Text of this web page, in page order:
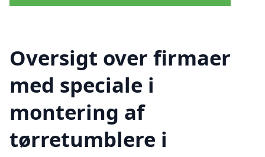
Oversigt over firmaer
med speciale i
montering af
tørretumblere i